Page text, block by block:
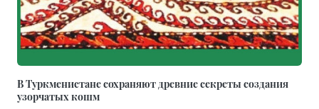
В Туркменистане сохраняют древние секреты создания
узорчатых кошм